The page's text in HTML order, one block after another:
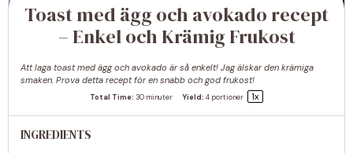
Toast med ägg och avokado recept
– Enkel och Krämig Frukost
Att laga toast med ägg och avokado är så enkelt! Jag älskar den krämiga
smaken. Prova detta recept för en snabb och god frukost!
Total Time: 30 minuter Yield: 4 portioner 1x
INGREDIENTS